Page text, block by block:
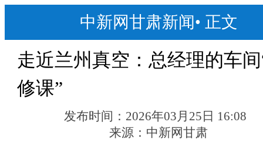
中新网甘肃新闻• 正文
走近兰州真空：总经理的车
修课”
发布时间： 2026年03月25日 16:08
来源： 中新网甘肃